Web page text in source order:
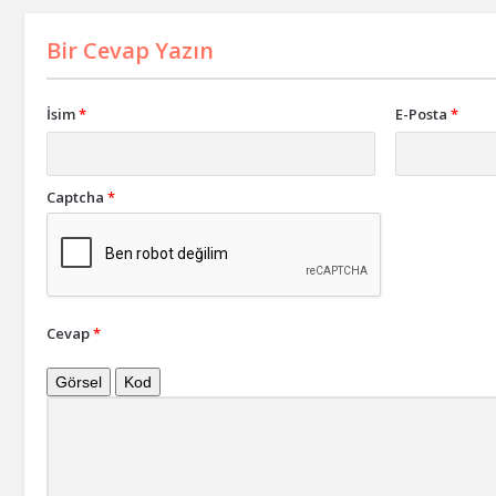
Bir Cevap Yazın
İsim* E-Posta *
Captcha *
Cevap*
Görsel Kod